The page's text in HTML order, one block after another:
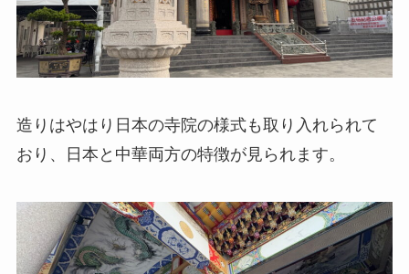
造りはやはり日本の寺院の様式も取り入れられて
おり、日本と中華両方の特徴が見られます。